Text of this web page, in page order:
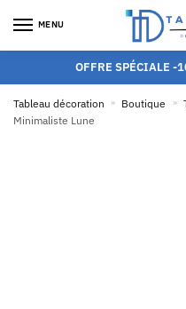
MENU
OFFRE SPÉCIALE -
Tableau décoration » Boutique »
Minimaliste Lune